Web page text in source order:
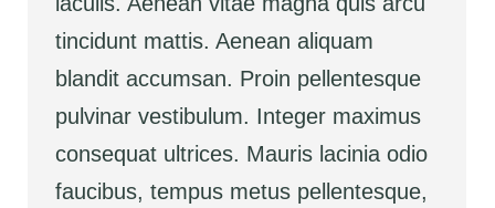
tincidunt mattis. Aenean aliquam
blandit accumsan. Proin pellentesque
pulvinar vestibulum. Integer maximus
consequat ultrices. Mauris lacinia odio
faucibus, tempus metus pellentesque,